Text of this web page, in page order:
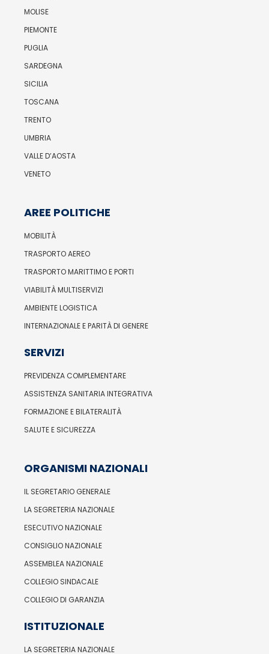
MOLISE
PIEMONTE
PUGLIA
SARDEGNA
SICILIA
TOSCANA
TRENTO
UMBRIA
VALLE D’AOSTA
VENETO
AREE POLITICHE
MOBILITÀ
TRASPORTO AEREO
TRASPORTO MARITTIMO E PORTI
VIABILITÀ MULTISERVIZI
AMBIENTE LOGISTICA
INTERNAZIONALE E PARITÀ DI GENERE
SERVIZI
PREVIDENZA COMPLEMENTARE
ASSISTENZA SANITARIA INTEGRATIVA
FORMAZIONE E BILATERALITÀ
SALUTE E SICUREZZA
ORGANISMI NAZIONALI
IL SEGRETARIO GENERALE
LA SEGRETERIA NAZIONALE
ESECUTIVO NAZIONALE
CONSIGLIO NAZIONALE
ASSEMBLEA NAZIONALE
COLLEGIO SINDACALE
COLLEGIO DI GARANZIA
ISTITUZIONALE
LA SEGRETERIA NAZIONALE